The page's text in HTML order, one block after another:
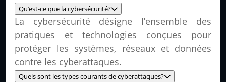
Qu’est-ce que la cybersécurité?
La cybersécurité désigne l’ensemble des
pratiques et technologies conçues pour
protéger les systèmes, réseaux et données
contre les cyberattaques.
Quels sont les types courants de cyberattaques?